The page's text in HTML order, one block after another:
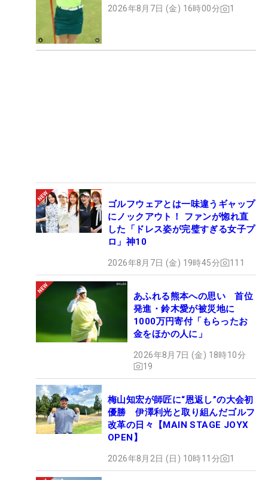
2026年8月7日 (金) 16時00分 1
ゴルフウェアとは一味違うギャップ
にノックアウト！ ファンが惚れ直
した「ドレス姿が完璧すぎる女子プ
ロ」神10
2026年8月7日 (金) 19時45分 111
あふれる熊本への思い 首位
発進・鈴木愛が被災地に
1000万円寄付「もらったお
金をほかの人に」
2026年8月7日 (金) 18時10分
19
梅山知宏が師匠に“恩返し”の大会初
優勝 伊澤利光と取り組んだゴルフ
改革の日々【MAIN STAGE JOYX
OPEN】
2026年8月2日 (日) 10時11分 1